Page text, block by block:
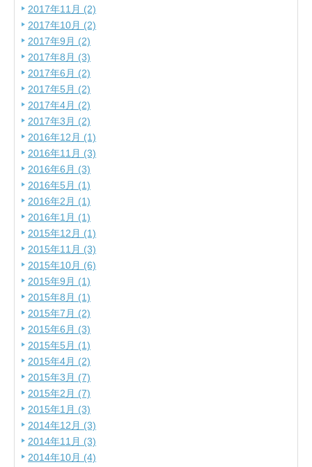
2017年11月 (2)
2017年10月 (2)
2017年9月 (2)
2017年8月 (3)
2017年6月 (2)
2017年5月 (2)
2017年4月 (2)
2017年3月 (2)
2016年12月 (1)
2016年11月 (3)
2016年6月 (3)
2016年5月 (1)
2016年2月 (1)
2016年1月 (1)
2015年12月 (1)
2015年11月 (3)
2015年10月 (6)
2015年9月 (1)
2015年8月 (1)
2015年7月 (2)
2015年6月 (3)
2015年5月 (1)
2015年4月 (2)
2015年3月 (7)
2015年2月 (7)
2015年1月 (3)
2014年12月 (3)
2014年11月 (3)
2014年10月 (4)